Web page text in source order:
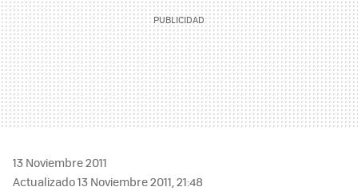
13 Noviembre 2011
Actualizado 13 Noviembre 2011, 21:48